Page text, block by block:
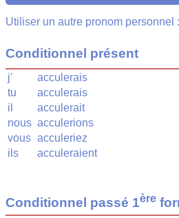
Utiliser un autre pronom personnel :
Conditionnel présent
j'
acculerais
tu
acculerais
il
acculerait
nous acculerions
vous acculeriez
ils
acculeraient
Conditionnel passé 1ère